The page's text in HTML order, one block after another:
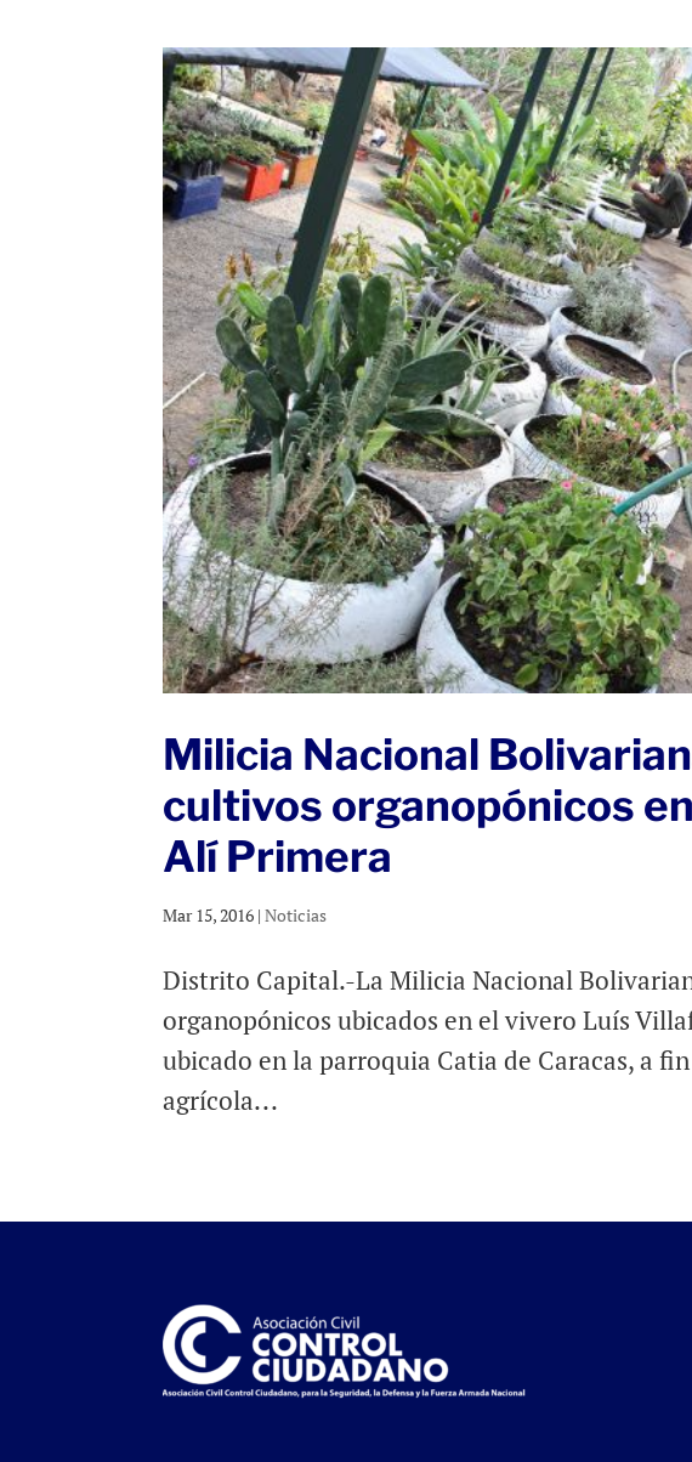
Milicia Nacional
cultivos organopónicos
Alí Primera
Mar 15, 2016 |Noticias
Distrito Capital.-La Milicia Nacional
organopónicos ubicados en el vivero Luís
ubicado en la parroquia Catia de Caracas, a
agrícola...